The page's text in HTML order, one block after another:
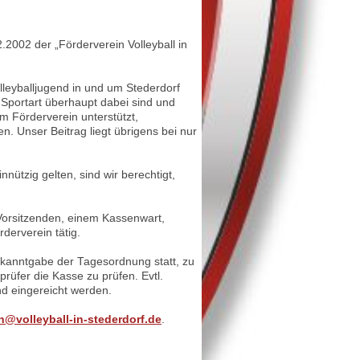
der „Förderverein Volleyball in
in und um Stederdorf
überhaupt dabei sind und
Förderverein unterstützt,
Unser Beitrag liegt übrigens bei nur
gelten, sind wir berechtigt,
einem Kassenwart,
tätig.
der Tagesordnung statt, zu
die Kasse zu prüfen. Evtl.
eingereicht werden.
in-stederdorf.de.